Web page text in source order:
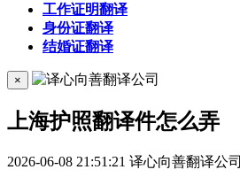
工作证明翻译
身份证翻译
结婚证翻译
×
上海护照翻译件怎么弄
2026-06-08 21:51:21 译心向善翻译公司